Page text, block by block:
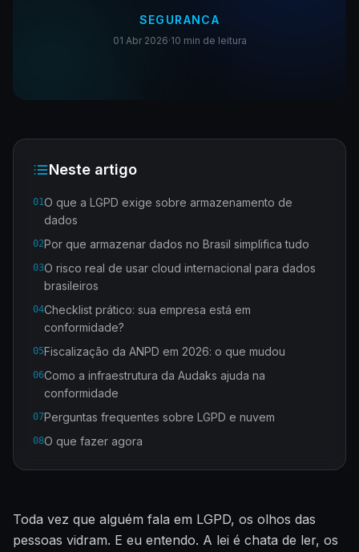
SEGURANCA
01 Abr 2026·10 min de leitura
Neste artigo
01O que a LGPD exige sobre armazenamento de
dados
02Por que armazenar dados no Brasil simplifica tudo
03O risco real de usar cloud internacional para dados
brasileiros
04Checklist prático: sua empresa está em
conformidade?
05Fiscalização da ANPD em 2026: o que mudou
06Como a infraestrutura da Audaks ajuda na
conformidade
07Perguntas frequentes sobre LGPD e nuvem
08O que fazer agora
Toda vez que alguém fala em LGPD, os olhos das
pessoas vidram. E eu entendo. A lei é chata de ler, os